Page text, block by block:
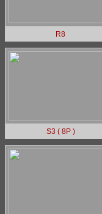
R8
S3 ( 8P )